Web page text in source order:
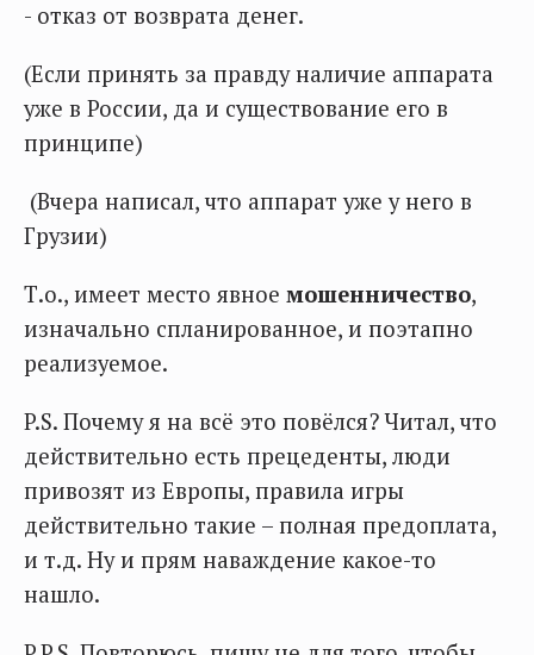
- отказ от возврата денег.
(Если принять за правду наличие аппарата
уже в России, да и существование его в
принципе)
(Вчера написал, что аппарат уже у него в
Грузии)
Т.о., имеет место явное мошенничество,
изначально спланированное, и поэтапно
реализуемое.
P.S. Почему я на всё это повёлся? Читал, что
действительно есть прецеденты, люди
привозят из Европы, правила игры
действительно такие – полная предоплата,
и т.д. Ну и прям наваждение какое-то
нашло.